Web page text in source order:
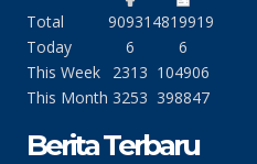
Total 90931 4819919
Today
6
6
This Week
2313 104906
This Month 3253 398847
Berita Terbaru